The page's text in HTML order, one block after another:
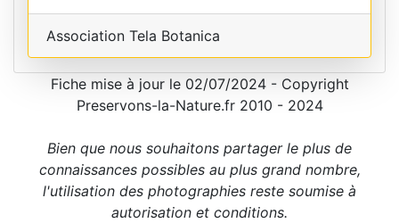
Association Tela Botanica
Fiche mise à jour le 02/07/2024 - Copyright
Preservons-la-Nature.fr 2010 - 2024
Bien que nous souhaitons partager le plus de
connaissances possibles au plus grand nombre,
l'utilisation des photographies reste soumise à
autorisation et conditions.